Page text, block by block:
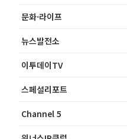
문화·라이프
뉴스발전소
이투데이TV
스페셜리포트
Channel 5